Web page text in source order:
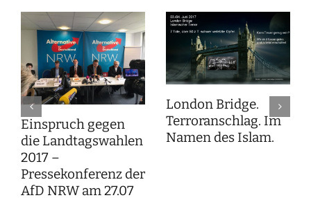
Einspruch gegen
die Landtagswahlen
2017 –
Pressekonferenz der
AfD NRW am 27.07
London Bridge.
Terroranschlag. Im
Namen des Islam.